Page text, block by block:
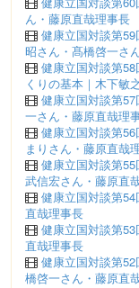
ん・藤原直哉理事長
健康立国対談第
昭さん・髙橋啓一さ
健康立国対談第
くりの基本｜木下敏
健康立国対談第
一さん・藤原直哉理
健康立国対談第
まりさん・藤原直哉
健康立国対談第
武信宏さん・藤原直
健康立国対談第
直哉理事長
健康立国対談第
直哉理事長
健康立国対談第
橋啓一さん・藤原直